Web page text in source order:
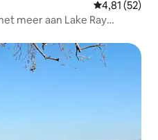
Gemiddelde
4,81 (52)
meer aan Lake Ray